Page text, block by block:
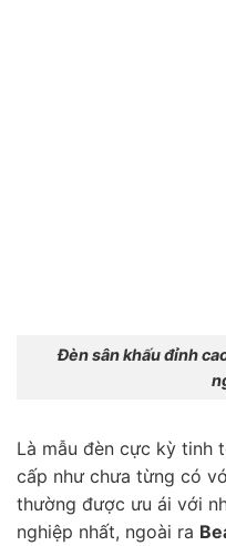
Đèn sân khấu đỉnh cao
Là mẫu đèn cực kỳ tinh
cấp như chưa từng có
thường được ưu ái với
nghiệp nhất, ngoài ra